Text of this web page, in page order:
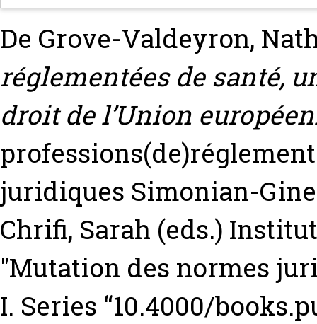
De Grove-Valdeyron,
réglementées de santé,
droit de l’Union
juridiques Simonian-
Chrifi, Sarah (eds.)
"Mutation des normes
I. Series “10.4000/